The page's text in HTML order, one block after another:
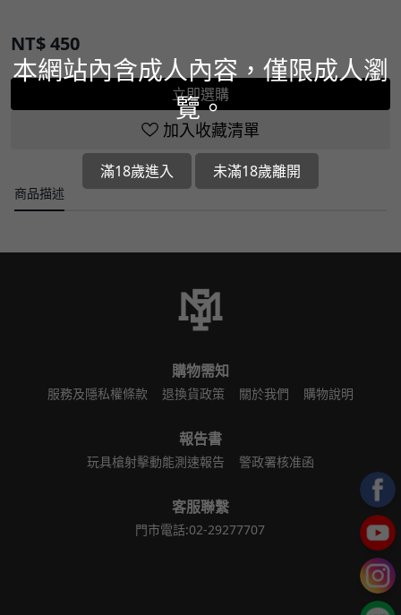
NT$450
立即選購
加入收藏清單
商品描述
購物需知
服務及隱私權條款 退換貨政策 關於我們 購物說明
報告書
玩具槍射擊動能測速報告 警政署核准函
客服聯繫
門市電話:02-29277707
本網站內含成人內容，僅限成人瀏
覽。
滿18歲進入 未滿18歲離開